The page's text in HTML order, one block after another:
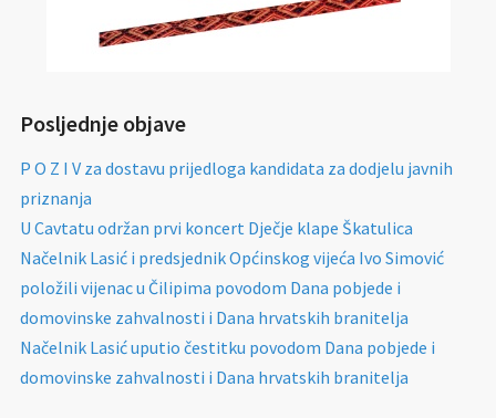
Posljednje objave
P O Z I V za dostavu prijedloga kandidata za dodjelu javnih
priznanja
U Cavtatu održan prvi koncert Dječje klape Škatulica
Načelnik Lasić i predsjednik Općinskog vijeća Ivo Simović
položili vijenac u Čilipima povodom Dana pobjede i
domovinske zahvalnosti i Dana hrvatskih branitelja
Načelnik Lasić uputio čestitku povodom Dana pobjede i
domovinske zahvalnosti i Dana hrvatskih branitelja